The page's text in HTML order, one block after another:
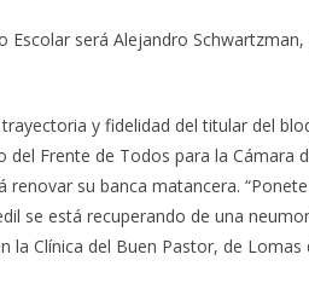
será Alejandro
y fidelidad del titular del
del Frente de Todos para la Cámara
su banca matancera.
se está recuperando de una
Clínica del Buen Pastor, de Lomas